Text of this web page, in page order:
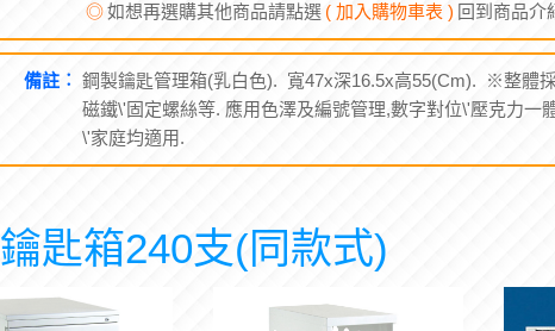
◎如想再選購其他商品請點選 ( 加入購物車表 ) 回到商品介
備註︰ 鋼製鑰匙管理箱(乳白色). 寬47x深16.5x高55(Cm). ※整體
磁鐵\'固定螺絲等. 應用色澤及編號管理,數字對位\'壓克力
\'家庭均適用.
鑰匙箱240支(同款式)